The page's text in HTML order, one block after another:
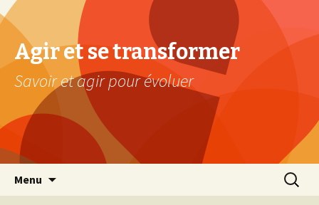
Agir et se transformer
Savoir et agir pour évoluer
Menu